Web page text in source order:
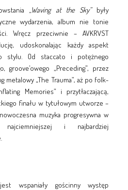
„Waving at the Sky”były
wydarzenia, album nie tonie
Wręcz przeciwnie – AVKRVST
udoskonalając każdy aspekt
stylu. Od staccato i potężnego
groove’owego „Preceding”, przez
metalowy „The Trauma”, aż po folk-
Memories” i przytłaczającą,
finału w tytułowym utworze –
muzyka progresywna w
najciemniejszej i najbardziej
wspaniały gościnny występ